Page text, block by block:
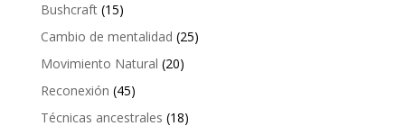
Bushcraft(15)
Cambio de mentalidad (25)
Movimiento Natural (20)
Reconexión (45)
Técnicas ancestrales (18)